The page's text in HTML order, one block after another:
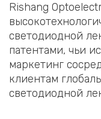
Rishang
светодиодной
патентами, чьи
маркетинг
клиентам
светодиодной